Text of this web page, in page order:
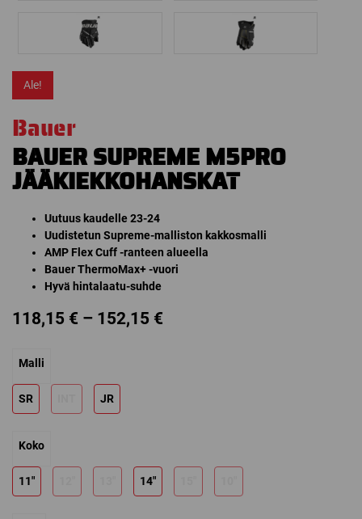
Ale!
Bauer
BAUER SUPREME M5PRO
JÄÄKIEKKOHANSKAT
Uutuus kaudelle 23-24
Uudistetun Supreme-malliston kakkosmalli
AMP Flex Cuff -ranteen alueella
Bauer ThermoMax+ -vuori
Hyvä hintalaatu-suhde
118,15 € – 152,15 €
Malli
SR JR
Koko
11" 14"